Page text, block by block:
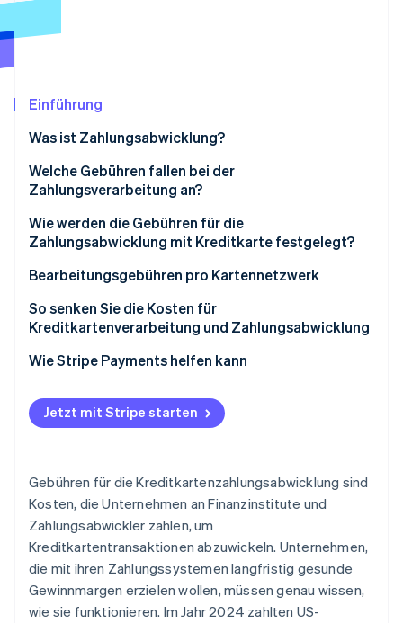
Betrugsprävention
Atlas
Online-Identitätsprüfung
Stripe-Sessions 2026
Jetzt ansehen
Einführung
Was ist Zahlungsabwicklung?
Welche Gebühren fallen bei der
Zahlungsverarbeitung an?
Wie werden die Gebühren für die
Zahlungsabwicklung mit Kreditkarte festgelegt?
Bearbeitungsgebühren pro Kartennetzwerk
So senken Sie die Kosten für
Kreditkartenverarbeitung und Zahlungsabwicklung
Wie Stripe Payments helfen kann
Jetzt mit Stripe starten
Gebühren für die Kreditkartenzahlungsabwicklung sind
Kosten, die Unternehmen an Finanzinstitute und
Zahlungsabwickler zahlen, um
Kreditkartentransaktionen abzuwickeln. Unternehmen,
die mit ihren Zahlungssystemen langfristig gesunde
Gewinnmargen erzielen wollen, müssen genau wissen,
wie sie funktionieren. Im Jahr 2024 zahlten US-